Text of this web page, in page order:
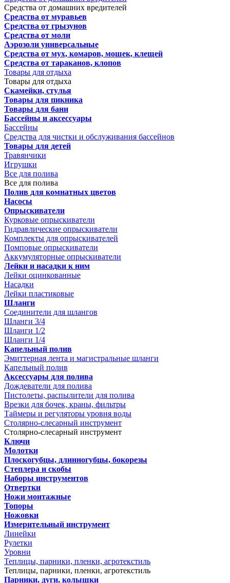
Средства от домашних вредителей
Средства от муравьев
Средства от грызунов
Средства от моли
Аэрозоли универсальные
Средства от мух, комаров, мошек, клещей
Средства от тараканов, клопов
Товары для отдыха
Товары для отдыха
Скамейки, стулья
Товары для пикника
Товары для бани
Бассейны и аксессуары
Бассейны
Средства для чистки и обслуживания бассейнов
Товары для детей
Травянчики
Игрушки
Все для полива
Все для полива
Полив для комнатных цветов
Насосы
Опрыскиватели
Курковые опрыскиватели
Гидравлические опрыскиватели
Комплекты для опрыскивателей
Помповые опрыскиватели
Аккумуляторные опрыскиватели
Лейки и насадки к ним
Лейки оцинкованные
Насадки
Лейки пластиковые
Шланги
Соединители для шлангов
Шланги 3/4
Шланги 1/2
Шланги 1/4
Капельный полив
Эмиттерная лента и магистральные шланги
Капельный полив
Аксессуары для полива
Дождеватели для полива
Пистолеты, распылители для полива
Врезки для бочек, краны, фильтры
Таймеры и регуляторы уровня воды
Столярно-слесарный инструмент
Столярно-слесарный инструмент
Ключи
Молотки
Плоскогубцы, длинногубцы, бокорезы
Степлера и скобы
Наборы инструментов
Отвертки
Ножи монтажные
Топоры
Ножовки
Измерительный инструмент
Линейки
Рулетки
Уровни
Теплицы, парники, пленки, агротекстиль
Теплицы, парники, пленки, агротекстиль
Парники, дуги, колышки